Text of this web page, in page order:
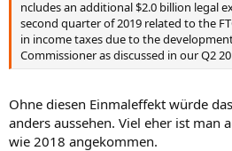
ncludes an additional $2.0 billion legal
second quarter of 2019 related to the
in income taxes due to the
Commissioner as discussed in our Q2
Ohne diesen Einmaleffekt würde
anders aussehen. Viel eher ist man
wie 2018 angekommen.